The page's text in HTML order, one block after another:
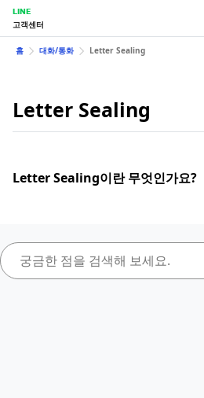
LINE
고객센터
홈 대화/통화 Letter Sealing
Letter Sealing
Letter Sealing이란 무엇인가요?